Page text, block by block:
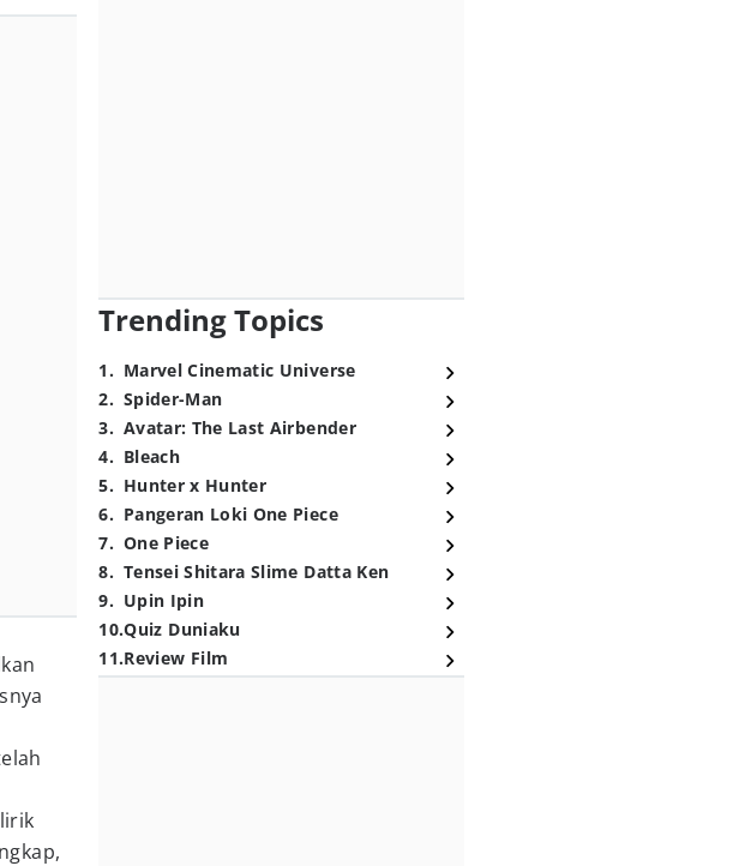
Trending Topics
1. Marvel Cinematic Universe
2. Spider-Man
3. Avatar: The Last Airbender
4. Bleach
5. Hunter x Hunter
6. Pangeran Loki One Piece
7. One Piece
8. Tensei Shitara Slime Datta Ken
9. Upin Ipin
10.Quiz Duniaku
11.Review Film